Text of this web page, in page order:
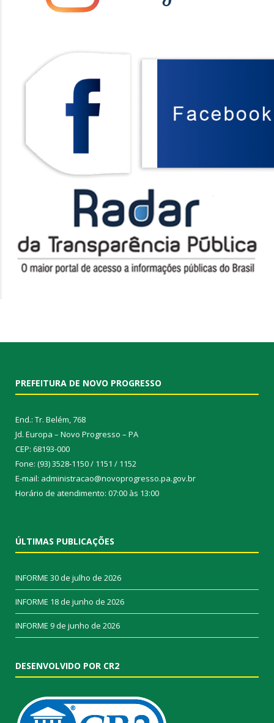
PREFEITURA DE NOVO PROGRESSO
End.: Tr. Belém, 768
Jd. Europa – Novo Progresso – PA
CEP: 68193-000
Fone: (93) 3528-1150 / 1151 / 1152
E-mail: administracao@novoprogresso.pa.gov.br
Horário de atendimento: 07:00 às 13:00
ÚLTIMAS PUBLICAÇÕES
INFORME 30 de julho de 2026
INFORME 18 de junho de 2026
INFORME 9 de junho de 2026
DESENVOLVIDO POR CR2